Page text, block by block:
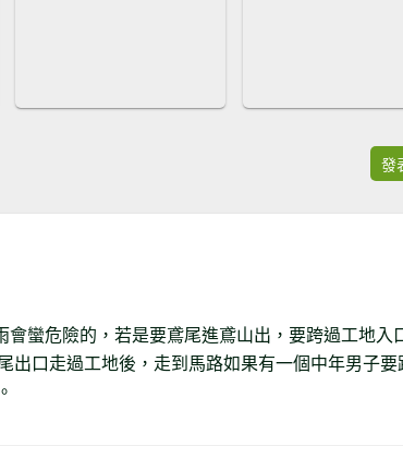
發
蠻危險的，若是要鳶尾進鳶山出，要跨過工地入
出口走過工地後，走到馬路如果有一個中年男子要